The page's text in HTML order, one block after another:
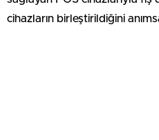
cihazların birleştirildiğini